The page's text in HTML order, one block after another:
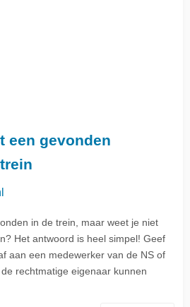
een gevonden
in de trein, maar weet je niet
Het antwoord is heel simpel! Geef
aan een medewerker van de NS of
rechtmatige eigenaar kunnen